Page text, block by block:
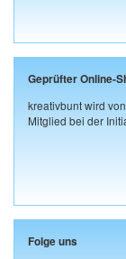
Geprüfter Online-
kreativbunt wird
Mitglied bei der
Folge uns